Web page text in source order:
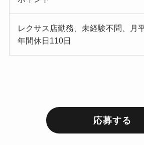
レクサス店勤務、未経験不問、月
年間休日110日
応募する